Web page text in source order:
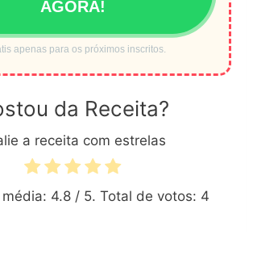
AGORA!
apenas para os próximos inscritos.
da Receita?
a receita com estrelas
4.8/ 5. Total de votos: 4